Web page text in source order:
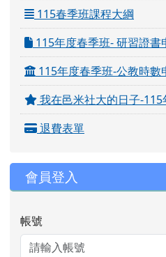
115春季班課程大綱
115年度春季班- 研習證書
115年度春季班-公教時數
我在邑米社大的日子-
退費表單
會員登入
帳號